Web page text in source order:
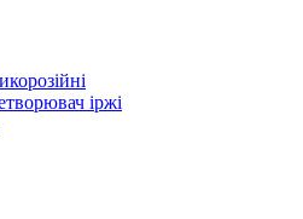
іржі